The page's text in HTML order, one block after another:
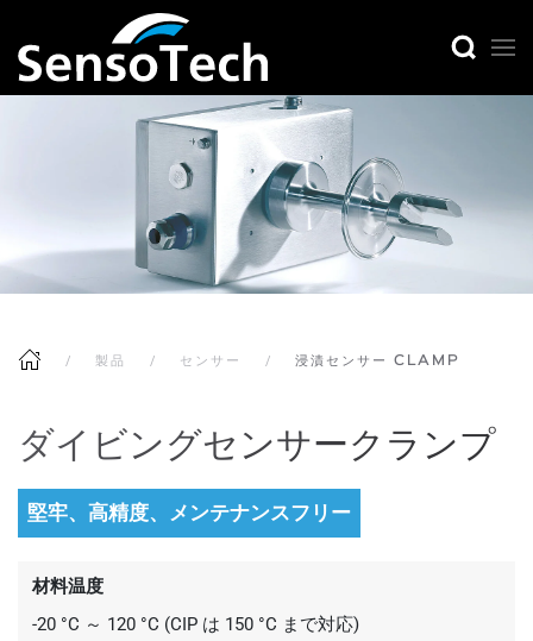
製品 センサー 浸漬センサー CLAMP
ダイビングセンサークランプ
堅牢、高精度、メンテナンスフリー
材料温度
-20 °C ～ 120 °C (CIP は 150 °C まで対応)